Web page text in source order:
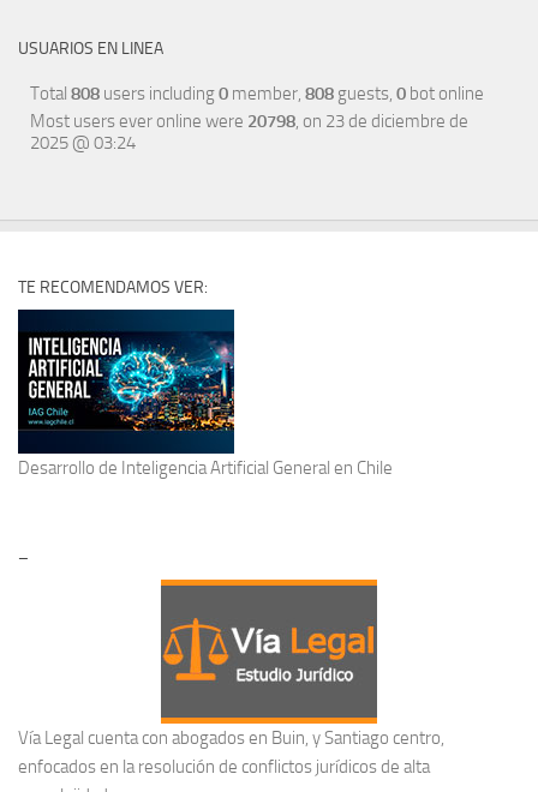
USUARIOS EN LINEA
Total 808 users including0 member, 808 guests, 0 bot online
Most users ever online were 20798, on 23 de diciembre de
2025 @ 03:24
TE RECOMENDAMOS VER:
Desarrollo de Inteligencia Artificial General en Chile
–
Vía Legal cuenta con abogados en Buin, y Santiago centro,
enfocados en la resolución de conflictos jurídicos de alta